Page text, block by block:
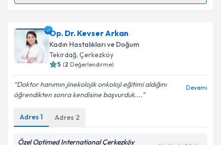
takvim hazırlandığında e-posta ile bilgilendireceğiz.
E-posta Adresiniz
Kişisel verilerimin işlenmesine ilişkin
kapsamda işlenmesini kabul ediyorum.
Op. Dr. Kevser Arkan
Kadın Hastalıkları ve Doğum
Tekirdağ, Çerkezköy
5 (2 Değerlendirme)
Doktor hanımın jinekolojik onkoloji eğitimi aldığını
öğrendikten sonra kendisine başvurduk....
Devamı
Adres 1 Adres 2
Özel Optimed International Çerkezköy